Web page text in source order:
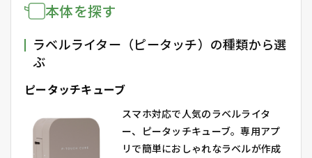
本体を探す
ラベルライター（ピータッチ）の種類から選
ぶ
ピータッチキューブ
スマホ対応で人気のラベルライタ
ー、ピータッチキューブ。専用アプ
リで簡単におしゃれなラベルが作成